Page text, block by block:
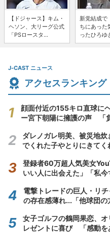
【ドジャース】キム・
ヘソン、大リーグ公式
「PSロースタ...
新党結成で
ちにあった
ったひろゆ
J-CAST ニュース
アクセスランキング
顔面付近の155キロ直球に
ー宮下朝陽に擁護の声 「
ダレノガレ明美、被災地
でくれた子やとりにきてく
登録者60万超人気美女
いい人に出会えた」「私今
電撃トレードの巨人・リ
の存在感薄れ...「他球団
女子ゴルフの鶴岡果恋、
レゼントに喜び 「感動を